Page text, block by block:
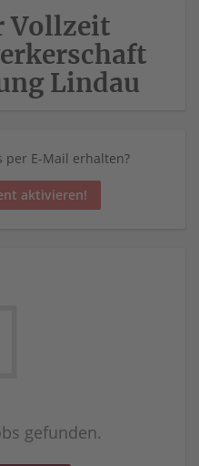
Vollzeit
Lindau
per E-Mail erhalten?
aktivieren!
gefunden.